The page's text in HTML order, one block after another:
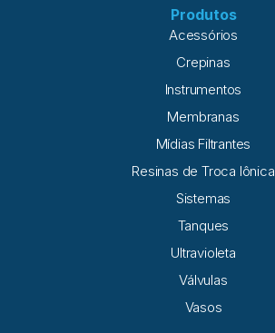
Produtos
Acessórios
Crepinas
Instrumentos
Membranas
Mídias Filtrantes
Resinas de Troca Iônica
Sistemas
Tanques
Ultravioleta
Válvulas
Vasos